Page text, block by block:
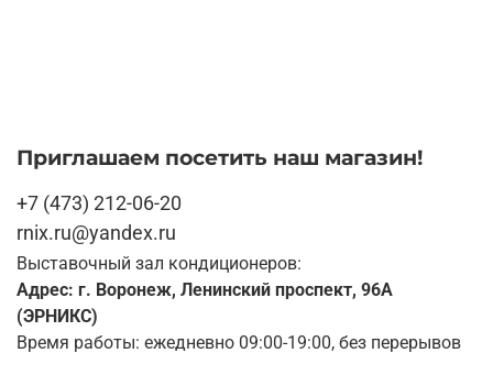
Приглашаем посетить наш магазин!
+7 (473) 212-06-20
rnix.ru@yandex.ru
Выставочный зал кондиционеров:
Адрес: г. Воронеж, Ленинский проспект, 96А
(ЭРНИКС)
Время работы: ежедневно 09:00-19:00, без перерывов